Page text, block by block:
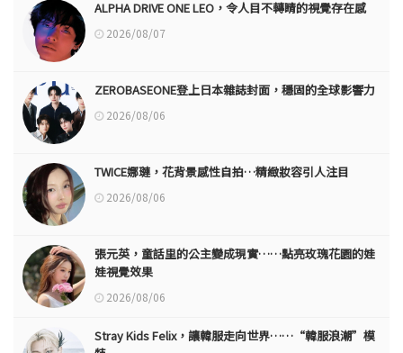
ALPHA DRIVE ONE LEO，令人目不轉睛的視覺存在感
2026/08/07
ZEROBASEONE登上日本雜誌封面，穩固的全球影響力
2026/08/06
TWICE娜璉，花背景感性自拍…精緻妝容引人注目
2026/08/06
張元英，童話里的公主變成現實……點亮玫瑰花園的娃
娃視覺效果
2026/08/06
Stray Kids Felix，讓韓服走向世界……“韓服浪潮”模